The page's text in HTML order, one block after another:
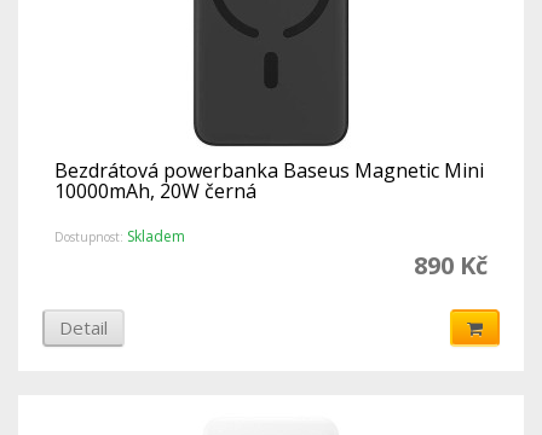
Bezdrátová powerbanka Baseus Magnetic Mini
10000mAh, 20W černá
Dostupnost: Skladem
890 Kč
Detail